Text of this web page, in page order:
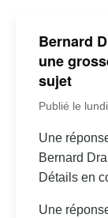
Bernard
une
sujet
Publié le
Une
Bernard
Détails en
Une